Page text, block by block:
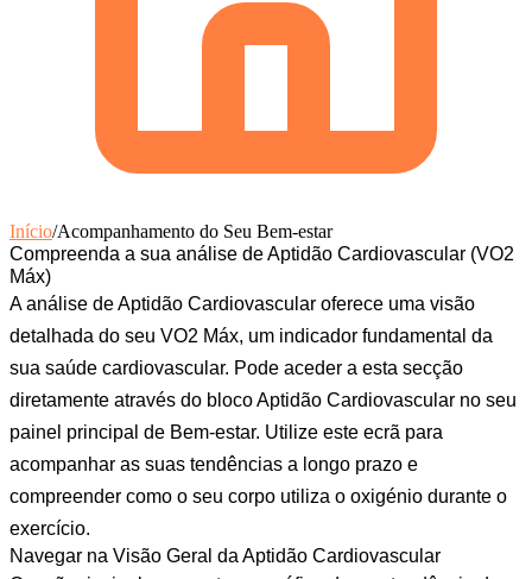
Início/Acompanhamento do Seu Bem-estar
Compreenda a sua análise de Aptidão Cardiovascular (VO2
Máx)
A análise de Aptidão Cardiovascular oferece uma visão
detalhada do seu VO2 Máx, um indicador fundamental da
sua saúde cardiovascular. Pode aceder a esta secção
diretamente através do blocoAptidão Cardiovascular no seu
painel principal de Bem-estar. Utilize este ecrã para
acompanhar as suas tendências a longo prazo e
compreender como o seu corpo utiliza o oxigénio durante o
exercício.
Navegar na Visão Geral da Aptidão Cardiovascular